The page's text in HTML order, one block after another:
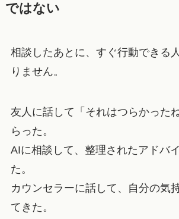
ではない
相談したあとに、すぐ行動できる
りません。
友人に話して「それはつらかった
らった。
AIに相談して、整理されたアドバ
た。
カウンセラーに話して、自分の気
てきた。